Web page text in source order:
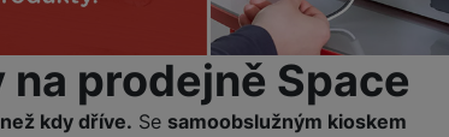
Smart
prodejně Space
kdy dříve. Se samoobslužným kioskem